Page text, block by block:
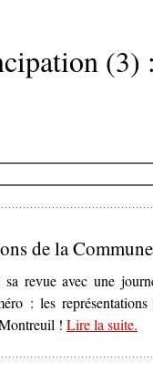
(3)
de la
revue avec une
: les
! Lire la suite–
.